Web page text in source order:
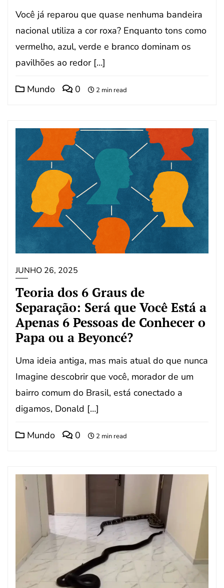
Você já reparou que quase nenhuma bandeira
nacional utiliza a cor roxa? Enquanto tons como
vermelho, azul, verde e branco dominam os
pavilhões ao redor […]
Mundo 0 2 min read
JUNHO 26, 2025
Teoria dos 6 Graus de
Separação: Será que Você Está a
Apenas 6 Pessoas de Conhecer o
Papa ou a Beyoncé?
Uma ideia antiga, mas mais atual do que nunca
Imagine descobrir que você, morador de um
bairro comum do Brasil, está conectado a
digamos, Donald […]
Mundo 0 2 min read